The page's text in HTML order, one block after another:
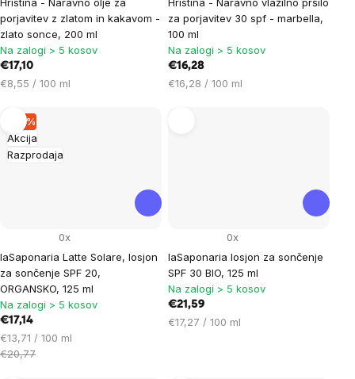
Hristina - Naravno olje za
porjavitev z zlatom in kakavom -
zlato sonce, 200 ml
Na zalogi > 5 kosov
€17,10
Cena
enoto:
€8,55 / 100 ml
Hristina - Naravno vlažilno pršilo
za porjavitev 30 spf - marbella,
100 ml
Na zalogi > 5 kosov
€16,28
Cena
€16,28 / 100 ml
Akcija
Razprodaja
–17 %
laSaponaria Latte Solare, losjon
za sončenje SPF 20,
ORGANSKO, 125 ml
0x
Na zalogi > 5 kosov
€17,14
Cena
na
€13,71 / 100 ml
€20,77
laSaponaria losjon za sončenje
SPF 30 BIO, 125 ml
0x
Na zalogi > 5 kosov
€21,59
Cena
€17,27 / 100 ml